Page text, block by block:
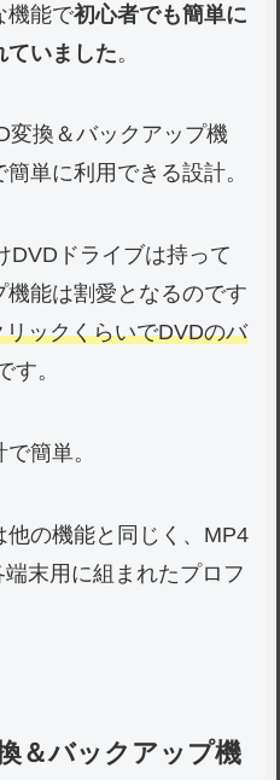
機能で初心者でも簡単に
ていました。
変換＆バックアップ機
単に利用できる設計。
DVDドライブは持って
能は割愛となるのです
リックくらいでDVDのバ
す。
簡単。
の機能と同じく、MP4
末用に組まれたプロフ
＆バックアップ機